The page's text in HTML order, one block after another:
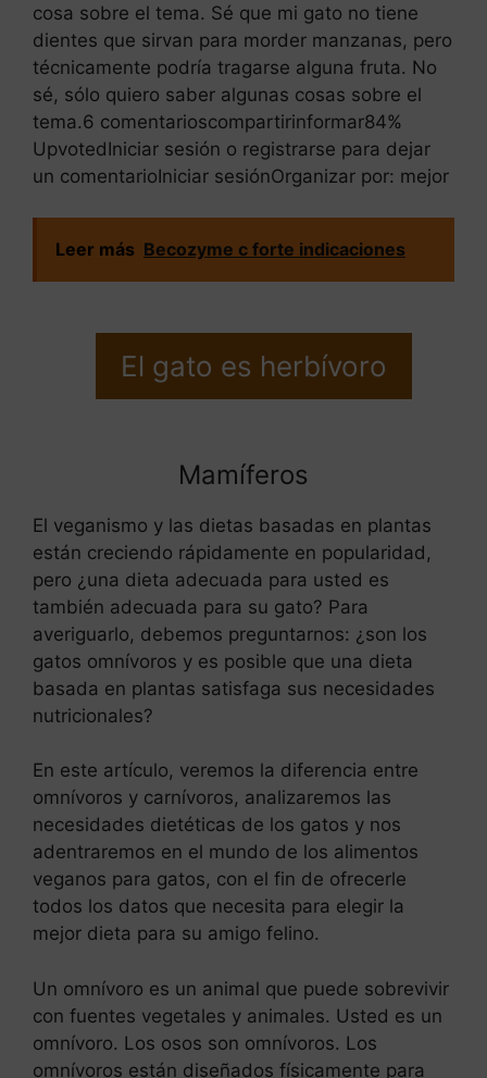
cosa sobre el tema. Sé que mi gato no tiene
dientes que sirvan para morder manzanas, pero
técnicamente podría tragarse alguna fruta. No
sé, sólo quiero saber algunas cosas sobre el
tema.6 comentarioscompartirinformar84%
UpvotedIniciar sesión o registrarse para dejar
un comentarioIniciar sesiónOrganizar por: mejor
Leer más Becozyme c forte indicaciones
El gato es herbívoro
Mamíferos
El veganismo y las dietas basadas en plantas
están creciendo rápidamente en popularidad,
pero ¿una dieta adecuada para usted es
también adecuada para su gato? Para
averiguarlo, debemos preguntarnos: ¿son los
gatos omnívoros y es posible que una dieta
basada en plantas satisfaga sus necesidades
nutricionales?
En este artículo, veremos la diferencia entre
omnívoros y carnívoros, analizaremos las
necesidades dietéticas de los gatos y nos
adentraremos en el mundo de los alimentos
veganos para gatos, con el fin de ofrecerle
todos los datos que necesita para elegir la
mejor dieta para su amigo felino.
Un omnívoro es un animal que puede sobrevivir
con fuentes vegetales y animales. Usted es un
omnívoro. Los osos son omnívoros. Los
omnívoros están diseñados físicamente para